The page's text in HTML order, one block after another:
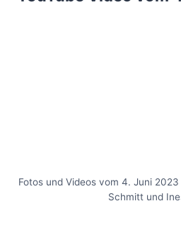
Fotos und Videos vom 4. Juni
Schmitt und